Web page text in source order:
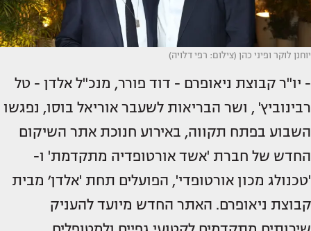
יוחנן לוקר ופיני כהן (צילום: רפי דלויה)
- יו"ר קבוצת ניאופרם - דוד פורר, מנכ"ל אלדן - טל
רבינוביץ' , ושר הבריאות לשעבר אוריאל בוסו, נפגשו
השבוע בפתח תקווה, באירוע חנוכת אתר השיקום
החדש של חברת 'אשד אורטופדיה מתקדמת' ו-
'טכנולג מכון אורטופדי', הפועלים תחת 'אלדן׳ מבית
קבוצת ניאופרם. האתר החדש מיועד להעניק